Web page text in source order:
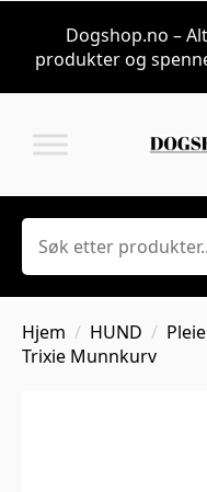
Dogshop.no –
produkter og
Søk
Hjem HUND
Trixie Munnkurv